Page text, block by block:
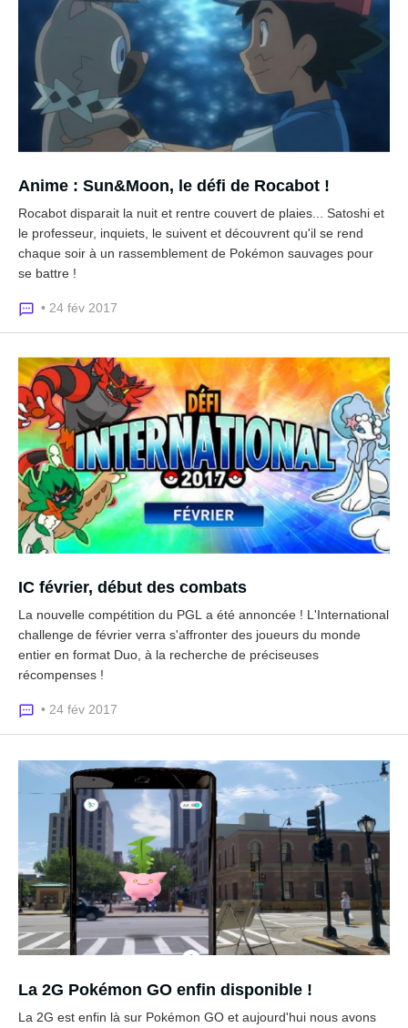
Anime : Sun&Moon, le défi de Rocabot !
Rocabot disparait la nuit et rentre couvert de plaies... Satoshi et
le professeur, inquiets, le suivent et découvrent qu'il se rend
chaque soir à un rassemblement de Pokémon sauvages pour
se battre !
• 24 fév 2017
IC février, début des combats
La nouvelle compétition du PGL a été annoncée ! L'International
challenge de février verra s'affronter des joueurs du monde
entier en format Duo, à la recherche de préciseuses
récompenses !
• 24 fév 2017
La 2G Pokémon GO enfin disponible !
La 2G est enfin là sur Pokémon GO et aujourd'hui nous avons